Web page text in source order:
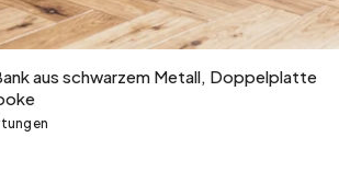
aus schwarzem Metall, Doppelplatte